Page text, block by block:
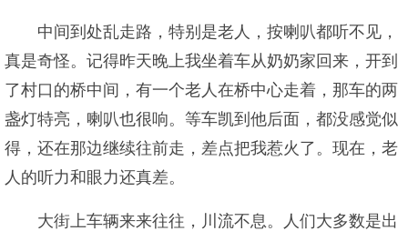
中间到处乱走路，特别是老人，按喇叭都听不见，
真是奇怪。记得昨天晚上我坐着车从奶奶家回来，开到
了村口的桥中间，有一个老人在桥中心走着，那车的两
盏灯特亮，喇叭也很响。等车凯到他后面，都没感觉似
得，还在那边继续往前走，差点把我惹火了。现在，老
人的听力和眼力还真差。
大街上车辆来来往往，川流不息。人们大多数是出